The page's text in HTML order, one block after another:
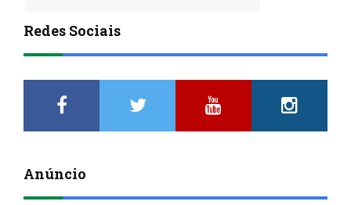
Redes Sociais
Anúncio